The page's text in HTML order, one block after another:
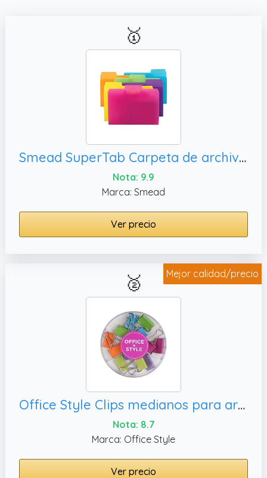
🥇
Smead SuperTab Carpeta de archivos, 18 por paquete (10515)
Nota: 9.9
Marca: Smead
Ver precio
Mejor calidad/precio
🥈
Office Style Clips medianos para archivadores con recipiente de plástico transparente, tamaño grande
Nota: 8.7
Marca: Office Style
Ver precio